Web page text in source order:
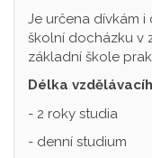
Je určena dívkám
školní docházku v
základní škole
Délka
- 2 roky studia
- denní studium